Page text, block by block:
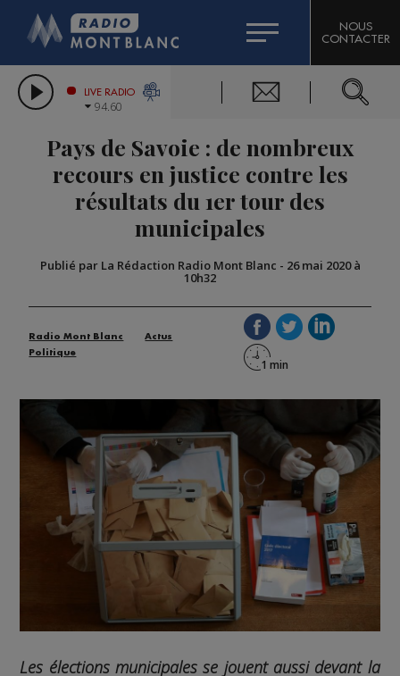
LES CHRONIQUES DE L'EXPERT
CITIZEN MACHINERY
GRAND MASSIF DOMAINES SKIABLES
BIGARD
COMPAGNIE DU MONT-BLANC
NOUS
CONTACTER
LIVE RADIO
94.60
Pays de Savoie : de nombreux
recours en justice contre les
résultats du 1er tour des
municipales
Publié par La Rédaction Radio Mont Blanc - 26 mai 2020 à
10h32
Radio Mont Blanc
Actus
Politique
Les élections municipales se jouent aussi devant la